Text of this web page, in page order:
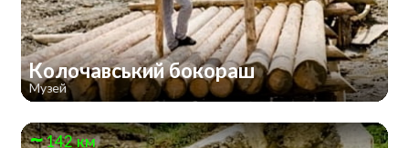
Колочавський бокораш
Музей
142 км